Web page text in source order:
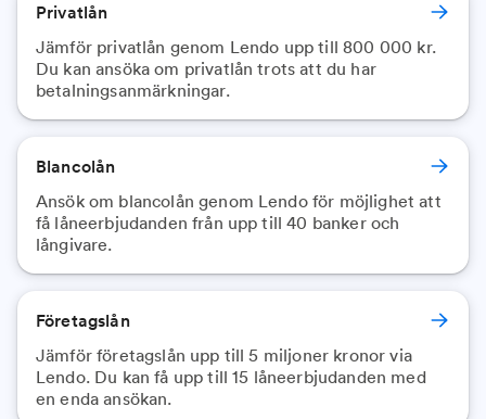
Privatlån
Jämför privatlån genom Lendo upp till 800 000 kr.
Du kan ansöka om privatlån trots att du har
betalningsanmärkningar.
Blancolån
Ansök om blancolån genom Lendo för möjlighet att
få låneerbjudanden från upp till 40 banker och
långivare.
Företagslån
Jämför företagslån upp till 5 miljoner kronor via
Lendo. Du kan få upp till 15 låneerbjudanden med
en enda ansökan.